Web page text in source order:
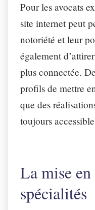
Pour les avocats
site internet peut
notoriété et leur
également
plus connectée.
profils de mettre
que des
toujours
La mise en
spécialités